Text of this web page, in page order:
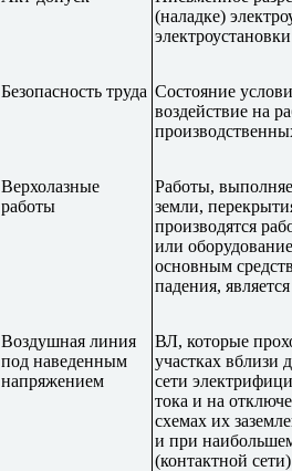
(наладке)
электроустановки
Безопасность труда Состояние
воздействие на
Верхолазные
работы
Работы,
земли,
производятся
или
основным
падения,
Воздушная линия
под наведенным
напряжением
ВЛ, которые
участках вблизи
сети
тока и на
схемах их
и при
(контактной